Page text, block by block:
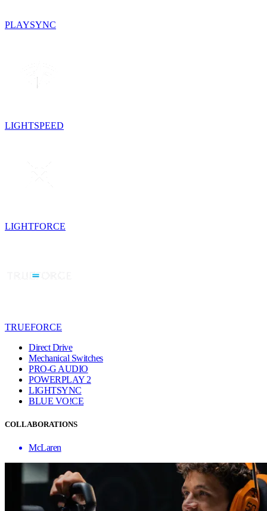
PLAYSYNC
LIGHTSPEED
LIGHTFORCE
TRUEFORCE
Direct Drive
Mechanical Switches
PRO-G AUDIO
POWERPLAY 2
LIGHTSYNC
BLUE VO!CE
COLLABORATIONS
McLaren